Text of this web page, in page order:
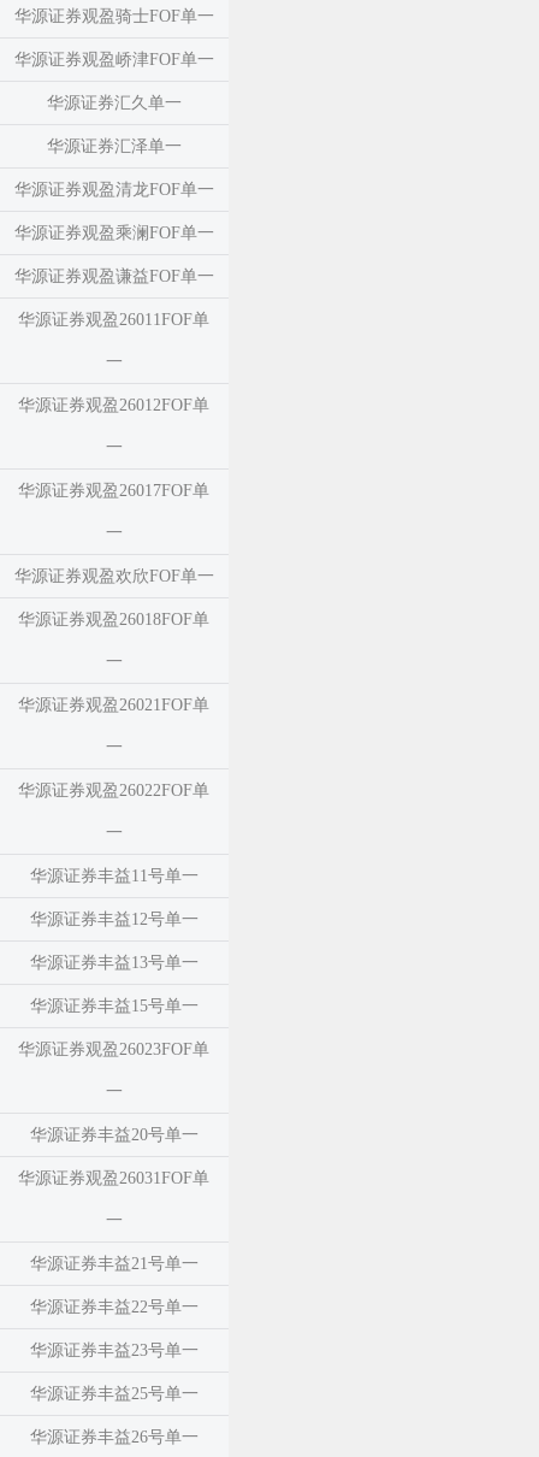
华源证券观盈骑士FOF单一
华源证券观盈峤津FOF单一
华源证券汇久单一
华源证券汇泽单一
华源证券观盈清龙FOF单一
华源证券观盈乘澜FOF单一
华源证券观盈谦益FOF单一
华源证券观盈26011FOF单
一
华源证券观盈26012FOF单
一
华源证券观盈26017FOF单
一
华源证券观盈欢欣FOF单一
华源证券观盈26018FOF单
一
华源证券观盈26021FOF单
一
华源证券观盈26022FOF单
一
华源证券丰益11号单一
华源证券丰益12号单一
华源证券丰益13号单一
华源证券丰益15号单一
华源证券观盈26023FOF单
一
华源证券丰益20号单一
华源证券观盈26031FOF单
一
华源证券丰益21号单一
华源证券丰益22号单一
华源证券丰益23号单一
华源证券丰益25号单一
华源证券丰益26号单一